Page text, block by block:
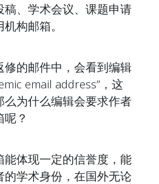
稿、学术会议、课题申请
构邮箱。
修的邮件中，会看到编辑
email address”，这
么为什么编辑会要求作者
？
能体现一定的信誉度，能
学术身份，在国外无论